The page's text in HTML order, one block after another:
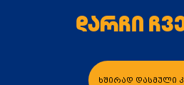
დარჩი
ხშირად დასმული